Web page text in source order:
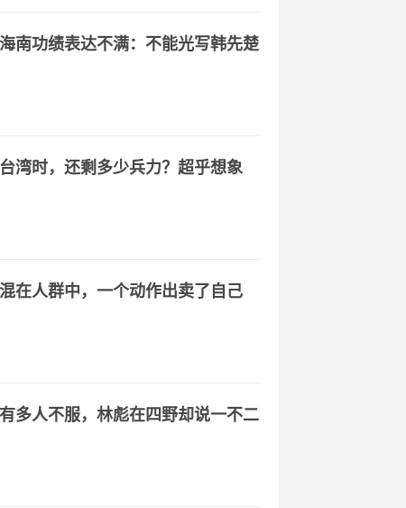
南功绩表达不满：不能光写韩先楚
湾时，还剩多少兵力？超乎想象
在人群中，一个动作出卖了自己
多人不服，林彪在四野却说一不二